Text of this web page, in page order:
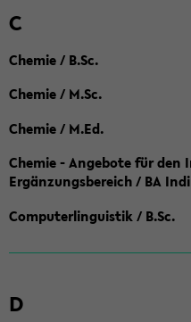
C
Chemie / B.Sc.
Chemie / M.Sc.
Chemie / M.Ed.
Chemie - Angebote für den
Ergänzungsbereich / BA
Computerlinguistik / B.Sc.
D